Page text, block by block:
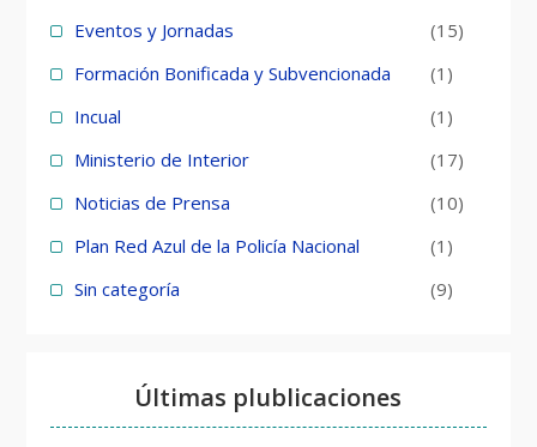
Eventos y Jornadas
(15)
Formación Bonificada y Subvencionada
(1)
Incual
(1)
Ministerio de Interior
(17)
Noticias de Prensa
(10)
Plan Red Azul de la Policía Nacional
(1)
Sin categoría
(9)
Últimas plublicaciones